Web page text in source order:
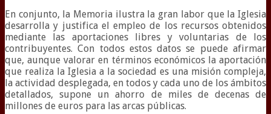
En conjunto, la Memoria ilustra la gran labor que la Iglesia
desarrolla y justifica el empleo de los recursos obtenidos
mediante las aportaciones libres y voluntarias de los
contribuyentes. Con todos estos datos se puede afirmar
que, aunque valorar en términos económicos la aportación
que realiza la Iglesia a la sociedad es una misión compleja,
la actividad desplegada, en todos y cada uno de los ámbitos
detallados, supone un ahorro de miles de decenas de
millones de euros para las arcas públicas.